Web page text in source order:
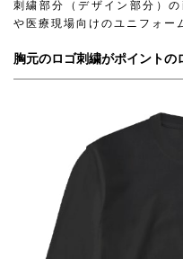
刺繍部分（デザイン部分）
や医療現場向けのユニフォー
胸元のロゴ刺繍がポイントの